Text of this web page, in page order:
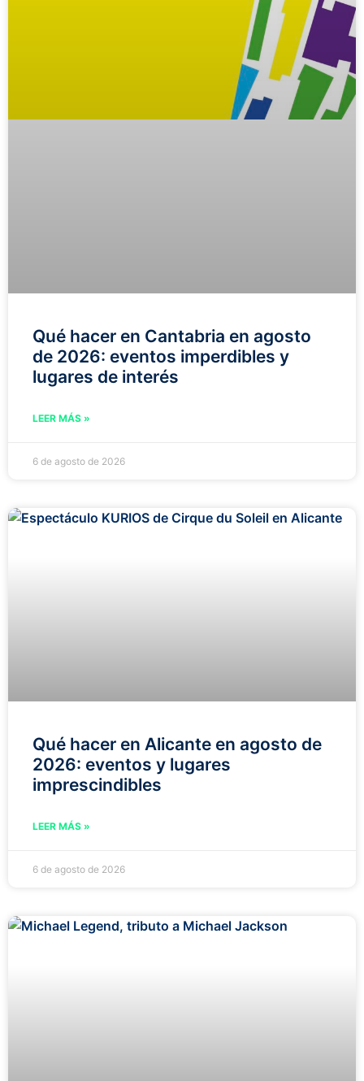
Qué hacer en Cantabria en agosto
de 2026: eventos imperdibles y
lugares de interés
LEER MÁS »
6 de agosto de 2026
Qué hacer en Alicante en agosto de
2026: eventos y lugares
imprescindibles
LEER MÁS »
6 de agosto de 2026